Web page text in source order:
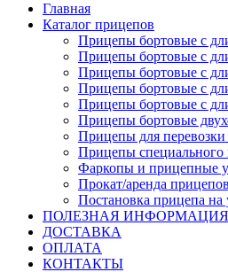
Главная
Каталог прицепов
Прицепы бортовые с
Прицепы бортовые с
Прицепы бортовые с
Прицепы бортовые с
Прицепы бортовые с
Прицепы бортовые
Прицепы для
Прицепы специального
Фаркопы и прицепные
Прокат/аренда прицепов
Постановка прицепа на
ПОЛЕЗНАЯ ИНФОРМАЦИЯ
ДОСТАВКА
ОПЛАТА
КОНТАКТЫ